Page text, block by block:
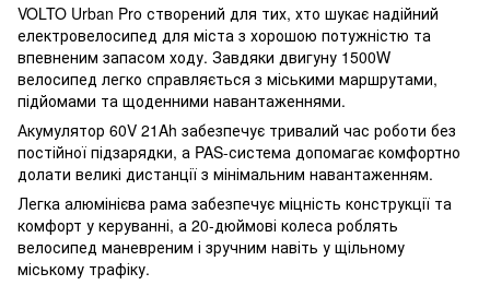
VOLTO Urban Pro створений для тих, хто шукає надійний
електровелосипед для міста з хорошою потужністю та
впевненим запасом ходу. Завдяки двигуну 1500W
велосипед легко справляється з міськими маршрутами,
підйомами та щоденними навантаженнями.
Акумулятор 60V 21Ah забезпечує тривалий час роботи без
постійної підзарядки, а PAS-система допомагає комфортно
долати великі дистанції з мінімальним навантаженням.
Легка алюмінієва рама забезпечує міцність конструкції та
комфорт у керуванні, а 20-дюймові колеса роблять
велосипед маневреним і зручним навіть у щільному
міському трафіку.